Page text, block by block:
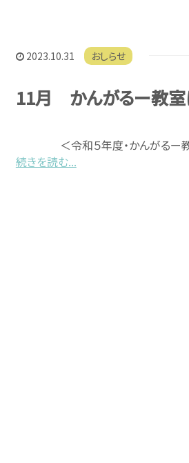
2023.10.31 おしらせ
11月 かんがるー教室
＜令和５年度・かんがるー教
続きを読む...